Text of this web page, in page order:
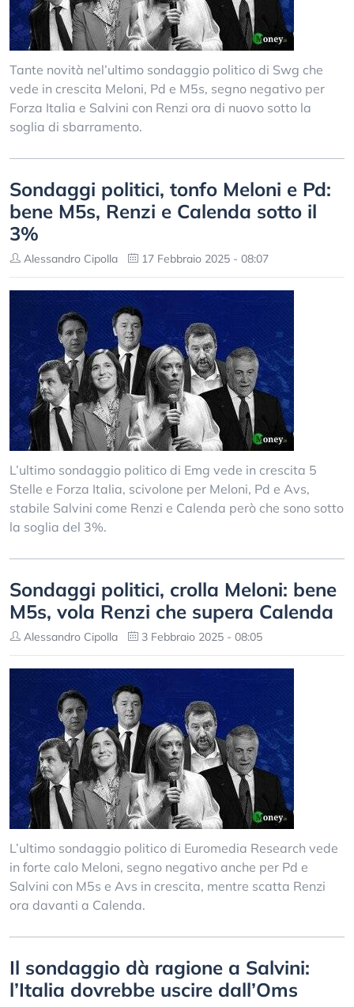
Tante novità nel’ultimo sondaggio politico di Swg che
vede in crescita Meloni, Pd e M5s, segno negativo per
Forza Italia e Salvini con Renzi ora di nuovo sotto la
soglia di sbarramento.
Sondaggi politici, tonfo Meloni e Pd:
bene M5s, Renzi e Calenda sotto il
3%
Alessandro Cipolla 17 Febbraio 2025 - 08:07
L’ultimo sondaggio politico di Emg vede in crescita 5
Stelle e Forza Italia, scivolone per Meloni, Pd e Avs,
stabile Salvini come Renzi e Calenda però che sono sotto
la soglia del 3%.
Sondaggi politici, crolla Meloni: bene
M5s, vola Renzi che supera Calenda
Alessandro Cipolla 3 Febbraio 2025 - 08:05
L’ultimo sondaggio politico di Euromedia Research vede
in forte calo Meloni, segno negativo anche per Pd e
Salvini con M5s e Avs in crescita, mentre scatta Renzi
ora davanti a Calenda.
Il sondaggio dà ragione a Salvini:
l’Italia dovrebbe uscire dall’Oms